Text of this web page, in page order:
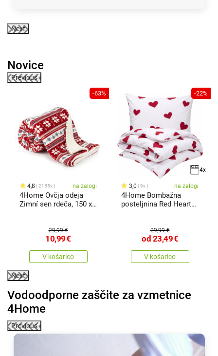
Next
Novice
Previous
-63%
4,8 2155x na zalogi
4Home Ovčja odeja
Zimní sen rdeča, 150 x
29,99 €
10,99€
V košarico
-22%
4x
3,0 9x na zalogi
4Home Bombažna
posteljnina Red Hearts,
29,99 €
od 23,49€
V košarico
Next
Vodoodporne zaščite za vzmetnice
4Home
Previous